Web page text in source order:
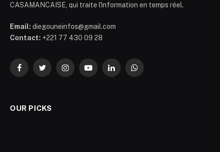
CASAMANCAISE, qui traite l'information en temps réel.
Email: diegouneinfos@gmail.com
Contact: +221 77 430 09 28
FacebookTwitterInstagramYouTubeLinkedInWhatsApp
OUR PICKS